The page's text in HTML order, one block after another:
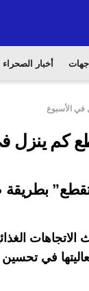
جهات أخبار الصحراء
في الأسبوع
كم ينزل
في